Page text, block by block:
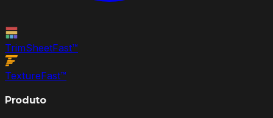
TrimSheetFast™
TextureFast™
Produto